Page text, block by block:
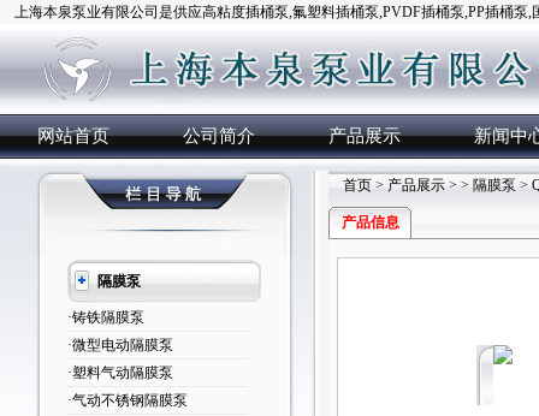
上海本泉泵业有限公司是供应高粘度插桶泵,氟塑料插桶泵,PVDF插桶泵,PP插桶泵
网站首页 公司简介 产品展示 新闻中
隔膜泵
·铸铁隔膜泵
·微型电动隔膜泵
·塑料气动隔膜泵
·气动不锈钢隔膜泵
首页 > 产品展示 > > 隔膜泵 >
产品信息